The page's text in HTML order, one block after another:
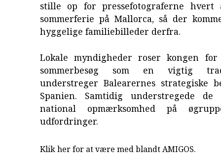
stille op for pressefotograferne hvert
sommerferie på Mallorca, så der
hyggelige familiebilleder derfra.
Lokale myndigheder roser kongen
sommerbesøg som en vigtig
understreger Balearernes strategiske
Spanien. Samtidig understregede
national opmærksomhed på
udfordringer.
Klik her for at være med blandt AMIGOS.